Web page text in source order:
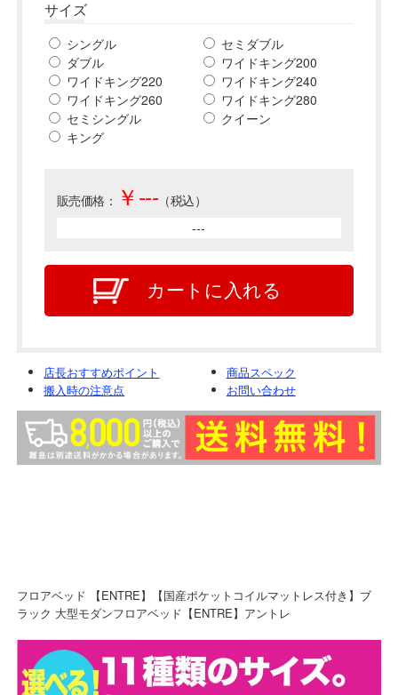
サイズ
シングル
セミダブル
ダブル
ワイドキング200
ワイドキング220
ワイドキング240
ワイドキング260
ワイドキング280
セミシングル
クイーン
キング
販売価格： ￥--- （税込）
---
カートに入れる
店長おすすめポイント
商品スペック
搬入時の注意点
お問い合わせ
フロアベッド 【ENTRE】【国産ポケットコイルマットレス付き】ブ
ラック 大型モダンフロアベッド【ENTRE】アントレ